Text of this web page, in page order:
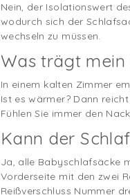
Nein, der Isolationswert
wodurch sich der
wechseln zu müssen.
Was trägt mein
In einem kalten Zimmer
Ist es wärmer? Dann
Fühlen Sie immer den
Kann der
Ja, alle Babyschlafsäcke
Vorderseite mit den zwei
Reißverschluss Nummer